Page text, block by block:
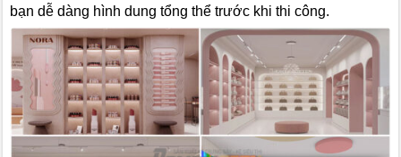
bạn dễ dàng hình dung tổng thể trước khi thi công.